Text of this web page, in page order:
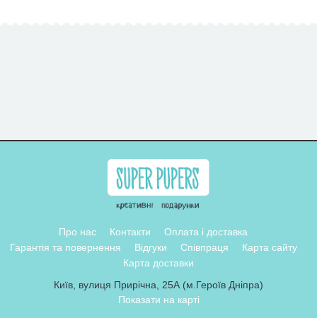
Про нас Контакти
Оплата і доставка
Гарантія та повернення
Відгуки Співпраця
Карта сайту
Карта доставки
Київ, вулиця Прирічна, 25А (м.Героїв Дніпра)
Показати на карті